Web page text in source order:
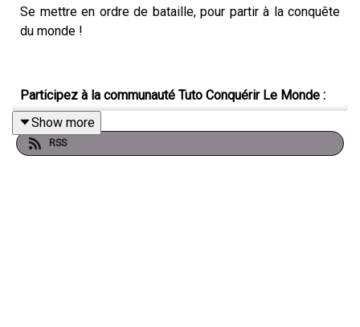
Se mettre en ordre de bataille, pour partir à la conquête
du monde !
Participez à la communauté Tuto Conquérir Le Monde :
*Par email àtutoconquerirlemonde[at]gmail.com
*Sur Instagram :@conquerir.le.monde
Show more
RSS